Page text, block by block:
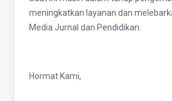
meningkatkan layanan dan
Media Jurnal dan Pendidikan.
Hormat Kami,